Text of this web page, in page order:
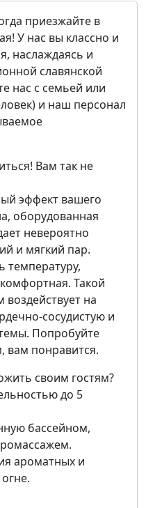
приезжайте в
У нас вы классно и
наслаждаясь и
славянской
нас с семьей или
и наш персонал
Вам так не
эффект вашего
оборудованная
невероятно
и мягкий пар.
температуру,
Такой
на
сосудистую и
Попробуйте
вам понравится.
своим гостям?
до 5
бассейном,
ароматных и